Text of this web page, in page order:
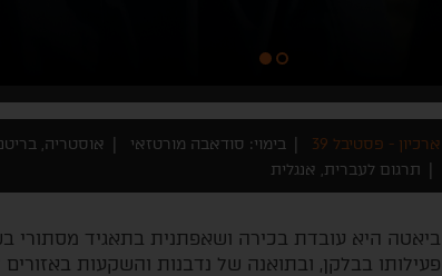
ארכיון - פסטיבל 39 בימוי: סודאבה מורטזאי אוסטריה, בריטניה
תרגום לעברית, אנגלית
ביאטה היא עובדת בכירה ושאפתנית בתאגיד מסתורי
פעילותו בבלקן, ובתואנה של נדבנות והשקעות